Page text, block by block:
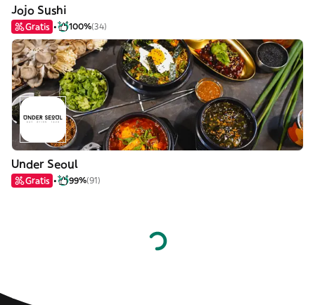
Jojo Sushi
Gratis 100%(34)
Under Seoul
Gratis 99%(91)